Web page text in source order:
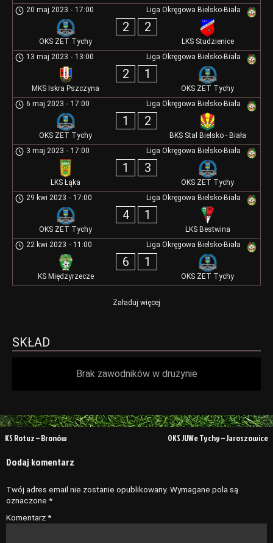
Liga Okręgowa Bielsko-Biała
20 maj 2023 - 17:00
OKS ZET Tychy
2 2
LKS Studzienice
Liga Okręgowa Bielsko-Biała
13 maj 2023 - 13:00
MKS Iskra Pszczyna
2 1
OKS ZET Tychy
Liga Okręgowa Bielsko-Biała
6 maj 2023 - 17:00
OKS ZET Tychy
1 2
BKS Stal Bielsko - Biała
Liga Okręgowa Bielsko-Biała
3 maj 2023 - 17:00
LKS Łąka
1 3
OKS ZET Tychy
Liga Okręgowa Bielsko-Biała
29 kwi 2023 - 17:00
OKS ZET Tychy
4 1
LKS Bestwina
Liga Okręgowa Bielsko-Biała
22 kwi 2023 - 11:00
KS Międzyrzecze
6 1
OKS ZET Tychy
Załaduj więcej
SKŁAD
Brak zawodników w drużynie
Nawigacja
KS Rotuz – Bronów OKS JUWe Tychy – Jaroszowice
Dodaj komentarz
Twój adres email nie zostanie opublikowany. Wymagane pola są
oznaczone *
Komentarz *